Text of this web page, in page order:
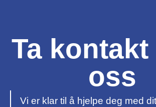
Ta kontakt
oss
Vi er klar til å hjelpe deg med